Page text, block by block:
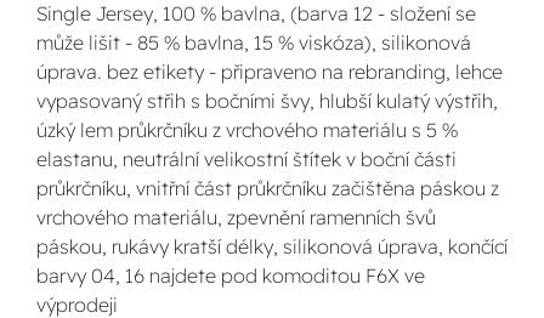
Single Jersey, 100 % bavlna, (barva 12 - složení se
může lišit - 85 % bavlna, 15 % viskóza), silikonová
úprava. bez etikety - připraveno na rebranding, lehce
vypasovaný střih s bočními švy, hlubší kulatý výstřih,
úzký lem průkrčníku z vrchového materiálu s 5 %
elastanu, neutrální velikostní štítek v boční části
průkrčníku, vnitřní část průkrčníku začištěna páskou z
vrchového materiálu, zpevnění ramenních švů
páskou, rukávy kratší délky, silikonová úprava, končící
barvy 04, 16 najdete pod komoditou F6X ve
výprodeji